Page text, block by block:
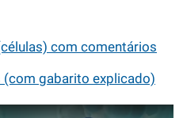
com comentários
gabarito explicado)